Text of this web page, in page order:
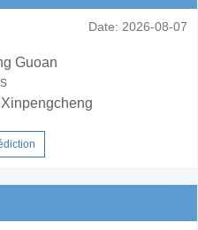
Date: 2026-08-07
Guoan